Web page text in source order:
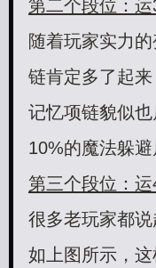
第二个段位：
随着玩家实力
链肯定多了起
记忆项链貌似
10%的魔法躲
第三个段位：
很多老玩家都
如上图所示，